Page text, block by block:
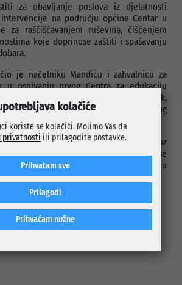
za obavljanje poslova iz djelatnosti
na području općine Centar u
za raščišćavanjem ruševina, čišćenjem
koje doprinose zaštiti i spašavanju
je načelniku Mandiću i zahvalnicu za
u osnivanju prvog Centra za edukaciju
i izgradnju poslovnog objekta Zimovnik,
doprinose unapređenju rada i stručnog
preduzeća.
istakao da je cilj Općine Centar da kroz
za spašavanje iz ruševina doprinese
u vanrednim situacijama i unapređenju
PROBLEMA PUTNE POVEZANOSTI
Ulice Vranica Brijeg
kolačiće
koriste se kolačići. Molimo Vas da
privatnosti ili prilagodite postavke.
Prihvaćam nužne
Prilagodi
Prihvatam sve